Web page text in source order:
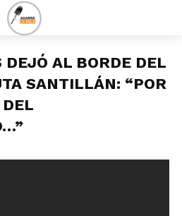
DEJÓ AL BORDE DEL
SANTILLÁN: “POR